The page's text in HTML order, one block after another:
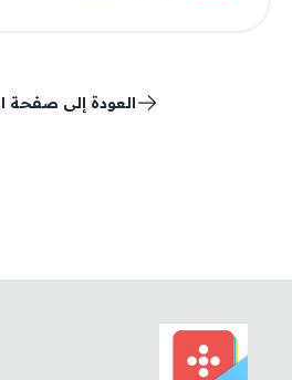
العودة إلى صفحة